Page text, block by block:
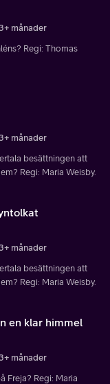
månader
Regi: Thomas
månader
besättningen att
Regi: Maria Weisby.
månader
besättningen att
Regi: Maria Weisby.
en klar himmel
månader
Freja? Regi: Maria